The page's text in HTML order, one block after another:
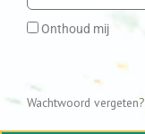
Onthoud mij
Wachtwoord vergeten?